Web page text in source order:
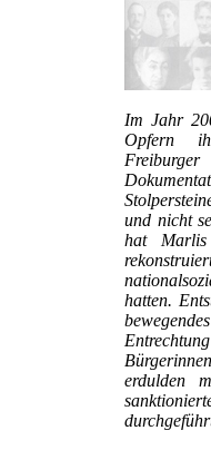
Im Jahr
Opfern
und nicht
hat Marlis
hatten.
erdulden